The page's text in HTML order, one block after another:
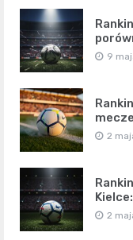
9
2
2